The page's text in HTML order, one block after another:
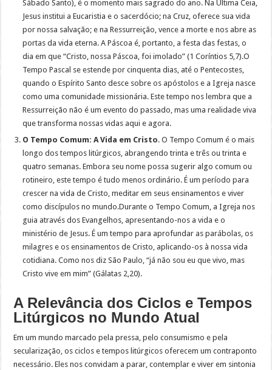
Sábado Santo), é o momento mais sagrado do ano. Na Última Ceia,
Jesus institui a Eucaristia e o sacerdócio; na Cruz, oferece sua vida
por nossa salvação; e na Ressurreição, vence a morte e nos abre as
portas da vida eterna. A Páscoa é, portanto, a festa das festas, o
dia em que “Cristo, nossa Páscoa, foi imolado” (1 Coríntios 5,7).O
Tempo Pascal se estende por cinquenta dias, até o Pentecostes,
quando o Espírito Santo desce sobre os apóstolos e a Igreja nasce
como uma comunidade missionária. Este tempo nos lembra que a
Ressurreição não é um evento do passado, mas uma realidade viva
que transforma nossas vidas aqui e agora.
O Tempo Comum: A Vida em Cristo. O Tempo Comum é o mais
longo dos tempos litúrgicos, abrangendo trinta e três ou trinta e
quatro semanas. Embora seu nome possa sugerir algo comum ou
rotineiro, este tempo é tudo menos ordinário. É um período para
crescer na vida de Cristo, meditar em seus ensinamentos e viver
como discípulos no mundo.Durante o Tempo Comum, a Igreja nos
guia através dos Evangelhos, apresentando-nos a vida e o
ministério de Jesus. É um tempo para aprofundar as parábolas, os
milagres e os ensinamentos de Cristo, aplicando-os à nossa vida
cotidiana. Como nos diz São Paulo, “já não sou eu que vivo, mas
Cristo vive em mim” (Gálatas 2,20).
A Relevância dos Ciclos e Tempos
Litúrgicos no Mundo Atual
Em um mundo marcado pela pressa, pelo consumismo e pela
secularização, os ciclos e tempos litúrgicos oferecem um contraponto
necessário. Eles nos convidam a parar, contemplar e viver em sintonia